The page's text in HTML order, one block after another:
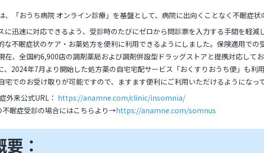
、「おうち病院 オンライン診療」を基盤として、病院に出向くことなく不眠症
に迅速に対応できるよう、受診時のたびにゼロから問診票を入力する手間を軽
な不眠症状のケア・お薬処方を便利に利用できるようにしました。保険適用で
在、全国約6,900店の調剤薬局および調剤併設型ドラッグストアと提携対応して
、2024年7月より開始した処方薬の自宅宅配サービス「おくすりおうち便」も利
でのお受け取りが可能ですので、ますます便利にご利用いただけるようになって
外来公式URL： https://anamne.com/clinic/insomnia/
眠症受診の場合にはこちらより→https://anamne.com/somnus
：